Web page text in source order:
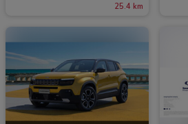
25.4 km